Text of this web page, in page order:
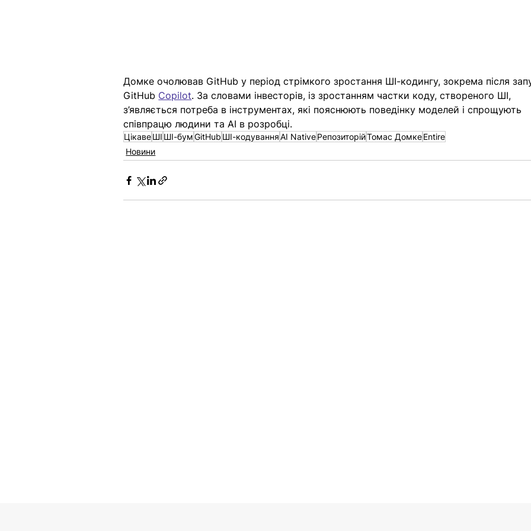
Домке очолював GitHub у період стрімкого зростання ШІ-кодингу, зокрема після
GitHub Copilot. За словами інвесторів, із зростанням частки коду, створеного ШІ,
з’являється потреба в інструментах, які пояснюють поведінку моделей і спрощують
співпрацю людини та AI в розробці.
ЦікавеШІ ШІ-бумGitHub ШІ-кодуванняAI NativeРепозиторійТомас ДомкеEntire
Новини